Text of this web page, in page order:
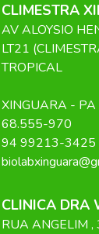
CLIMESTRA
AV ALOYSIO
LT21
TROPICAL
XINGUARA - PA
68.555-970
94 99213-3425
CLINICA DRA
RUA ANGELIM ,